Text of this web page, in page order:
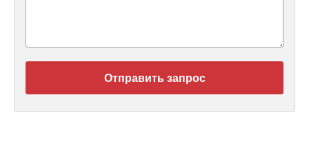
Отправить запрос